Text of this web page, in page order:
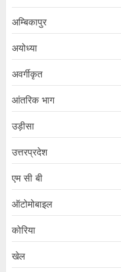
अम्बिकापुर
अयोध्या
अवर्गीकृत
आंतरिक भाग
उड़ीसा
उत्तरप्रदेश
एम सी बी
ऑटोमोबाइल
कोरिया
खेल